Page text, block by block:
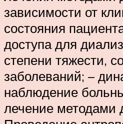
зависимости от
состояния
доступа для
степени тяжести,
заболеваний; –
наблюдение
лечение методами